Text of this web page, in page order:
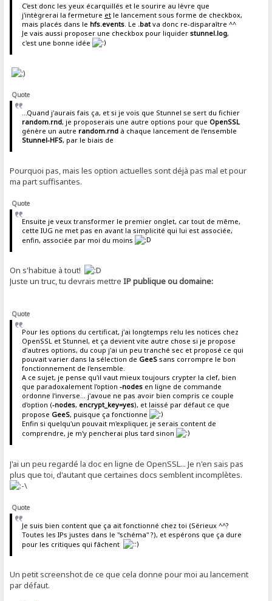
C'est donc les yeux écarquillés et le sourire au lèvre que
j'intègrerai la fermeture etle lancement sous forme de checkbox,
mais placés dans le hfs.events. Le .batva donc re-disparaître ^^
Je vais aussi proposer une checkbox pour liquider stunnel.log,
c'est une bonne idée
Quote
...Quand j'aurais fais ça, et si je vois que Stunnel se sert du fichier
random.rnd, je proposerais une autre options pour que OpenSSL
génère un autre random.rndà chaque lancement de l'ensemble
Stunnel-HFS, par le biais de
Pourquoi pas, mais les option actuelles sont déjà pas mal et pour
ma part suffisantes.
Quote
Ensuite je veux transformer le premier onglet, car tout de même,
cette IUG ne met pas en avant la simplicité qui lui est associée,
enfin, associée par moi du moins
On s'habitue à tout!
Juste un truc, tu devrais mettreIP publique ou domaine:
Quote
Pour les options du certificat, j'ai longtemps relu les notices chez
OpenSSL et Stunnel, et ça devient vite autre chose si je propose
d'autres options, du coup j'ai un peu tranché sec et proposé ce qui
pouvait varier dans la sélection de GeeSsans corrompre le bon
fonctionnement de l'ensemble.
A ce sujet, je pense qu'il vaut mieux toujours crypter la clef, bien
que paradoxalement l'option -nodesen ligne de commande
ordonne l'inverse... j'avoue ne pas avoir bien compris ce couple
d'option (-nodes, encrypt_key=yes), et laissé par défaut ce que
propose GeeS, puisque ça fonctionne
Enfin si quelqu'un pouvait m'expliquer, je serais content de
comprendre, je m'y pencherai plus tard sinon
J'ai un peu regardé la doc en ligne de OpenSSL... Je n'en sais pas
plus que toi, d'autant que certaines docs semblent incomplètes.
Quote
Je suis bien content que ça ait fonctionné chez toi (Sérieux ^^?
Toutes les IPs justes dans le "schéma" ?), et espérons que ça dure
pour les critiques qui fâchent
Un petit screenshot de ce que cela donne pour moi au lancement
par défaut.